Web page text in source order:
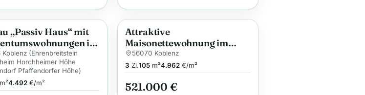
„Passiv Haus“ mit
in
(WHG 02)
Koblenz (Ehrenbreitstein
Horchheimer Höhe
Pfaffendorfer Höhe)
m²4.492 €/m²
Anzeige
Attraktive
Maisonettewohnung im
KFW 40 Energiesparhaus
Stadtmitte – Hohe
Steuervorteile sichern !
56070 Koblenz
3 Zi.105m²4.962€/m²
521.000 €